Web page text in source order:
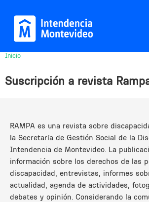
está
Inicio
Suscripción a revista
RAMPA es una revista sobre
la Secretaría de Gestión Social de la
Intendencia de Montevideo. La
información sobre los derechos de las
discapacidad, entrevistas, informes
actualidad, agenda de actividades,
debates y opinión. Considerando la